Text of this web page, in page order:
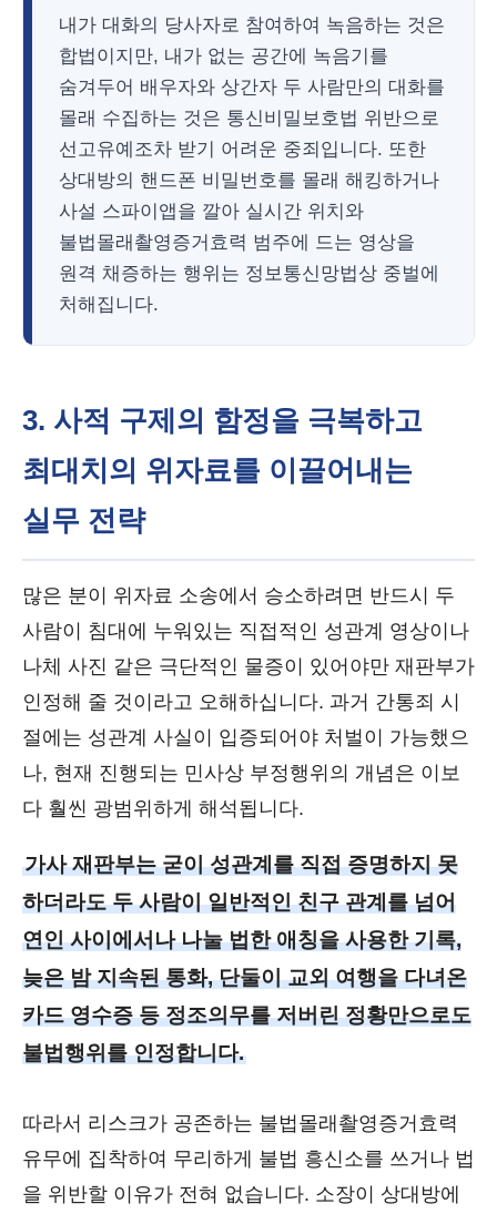
내가 대화의 당사자로 참여하여 녹음하는 것은
합법이지만, 내가 없는 공간에 녹음기를
숨겨두어 배우자와 상간자 두 사람만의 대화를
몰래 수집하는 것은 통신비밀보호법 위반으로
선고유예조차 받기 어려운 중죄입니다. 또한
상대방의 핸드폰 비밀번호를 몰래 해킹하거나
사설 스파이앱을 깔아 실시간 위치와
불법몰래촬영증거효력 범주에 드는 영상을
원격 채증하는 행위는 정보통신망법상 중벌에
처해집니다.
3. 사적 구제의 함정을 극복하고
최대치의 위자료를 이끌어내는
실무 전략
많은 분이 위자료 소송에서 승소하려면 반드시 두
사람이 침대에 누워있는 직접적인 성관계 영상이나
나체 사진 같은 극단적인 물증이 있어야만 재판부가
인정해 줄 것이라고 오해하십니다. 과거 간통죄 시
절에는 성관계 사실이 입증되어야 처벌이 가능했으
나, 현재 진행되는 민사상 부정행위의 개념은 이보
다 훨씬 광범위하게 해석됩니다.
가사 재판부는 굳이 성관계를 직접 증명하지 못
하더라도 두 사람이 일반적인 친구 관계를 넘어
연인 사이에서나 나눌 법한 애칭을 사용한 기록,
늦은 밤 지속된 통화, 단둘이 교외 여행을 다녀온
카드 영수증 등 정조의무를 저버린 정황만으로도
불법행위를 인정합니다.
따라서 리스크가 공존하는 불법몰래촬영증거효력
유무에 집착하여 무리하게 불법 흥신소를 쓰거나 법
을 위반할 이유가 전혀 없습니다. 소장이 상대방에